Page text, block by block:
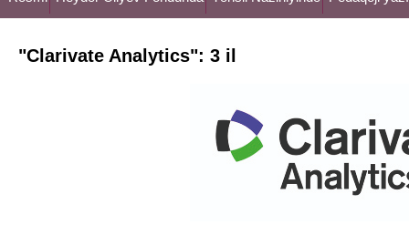
"Clarivate Analytics": 3 il